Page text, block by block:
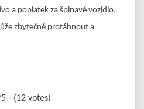
a poplatek za špinavé vozidlo.
zbytečně protáhnout a
- (12 votes)